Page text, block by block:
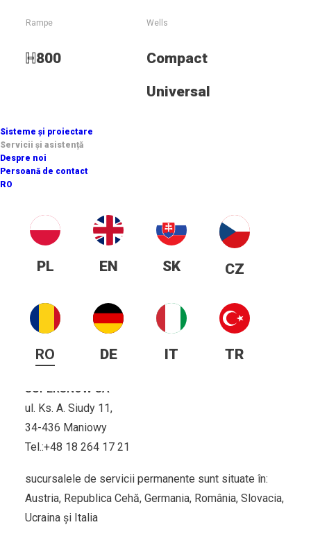
Rampe
H800
Wells
Compact
Universal
Sisteme și proiectare
Servicii și asistență
Despre noi
Persoană de contact
RO
PL EN SK CZ
RO DE IT TR
SNOWLINE
15 noiembrie – 15 februarie
E-mail
Centrul de servicii
SUPERSNOW SA
ul. Ks. A. Siudy 11,
34-436 Maniowy
Tel.:+48 18 264 17 21
sucursalele de servicii permanente sunt situate în:
Austria, Republica Cehă, Germania, România, Slovacia,
Ucraina și Italia